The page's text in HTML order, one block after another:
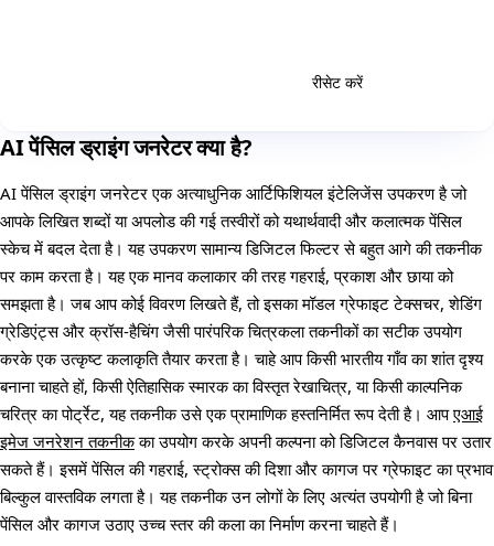
रीसेट करें
AI पेंसिल ड्राइंग जनरेटर क्या है?
AI पेंसिल ड्राइंग जनरेटर एक अत्याधुनिक आर्टिफिशियल इंटेलिजेंस उपकरण है जो
आपके लिखित शब्दों या अपलोड की गई तस्वीरों को यथार्थवादी और कलात्मक पेंसिल
स्केच में बदल देता है। यह उपकरण सामान्य डिजिटल फिल्टर से बहुत आगे की तकनीक
पर काम करता है। यह एक मानव कलाकार की तरह गहराई, प्रकाश और छाया को
समझता है। जब आप कोई विवरण लिखते हैं, तो इसका मॉडल ग्रेफाइट टेक्सचर, शेडिंग
ग्रेडिएंट्स और क्रॉस-हैचिंग जैसी पारंपरिक चित्रकला तकनीकों का सटीक उपयोग
करके एक उत्कृष्ट कलाकृति तैयार करता है। चाहे आप किसी भारतीय गाँव का शांत दृश्य
बनाना चाहते हों, किसी ऐतिहासिक स्मारक का विस्तृत रेखाचित्र, या किसी काल्पनिक
चरित्र का पोर्ट्रेट, यह तकनीक उसे एक प्रामाणिक हस्तनिर्मित रूप देती है। आपएआई
इमेज जनरेशन तकनीकका उपयोग करके अपनी कल्पना को डिजिटल कैनवास पर उतार
सकते हैं। इसमें पेंसिल की गहराई, स्ट्रोक्स की दिशा और कागज पर ग्रेफाइट का प्रभाव
बिल्कुल वास्तविक लगता है। यह तकनीक उन लोगों के लिए अत्यंत उपयोगी है जो बिना
पेंसिल और कागज उठाए उच्च स्तर की कला का निर्माण करना चाहते हैं।